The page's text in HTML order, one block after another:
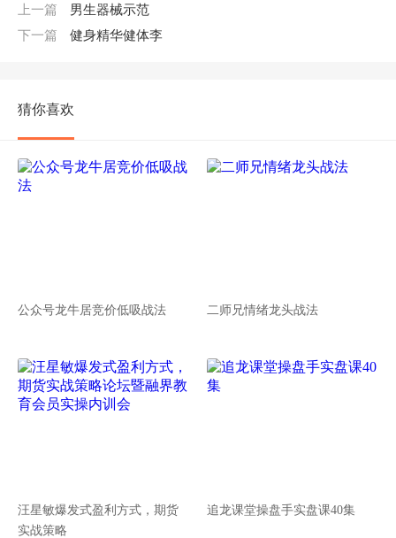
上一篇
男生器械示范
下一篇
健身精华健体李
猜你喜欢
公众号龙牛居竞价低吸战法 二师兄情绪龙头战法
汪星敏爆发式盈利方式，期货
实战策略
追龙课堂操盘手实盘课40集